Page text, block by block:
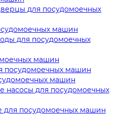
для посудомоечных
машин
для посудомоечных
машин
посудомоечных машин
машин
насосы для посудомоечных
для посудомоечных машин